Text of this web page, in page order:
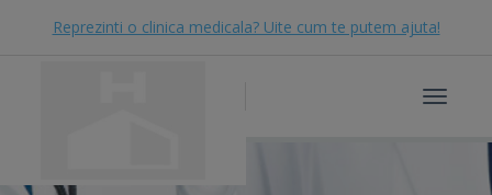
Reprezinti o clinica medicala? Uite cum te putem ajuta!
Toggle